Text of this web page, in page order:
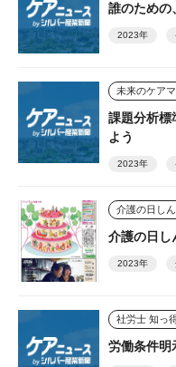
誰のための
2023年
課題分析
よう
2023年
介護の日し
2023年
労働条件明